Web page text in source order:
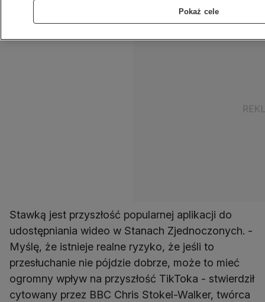
czwartkowe wydarzenie w stolicy USA.
Stawką jest przyszłość popularnej aplikacji do
udostępniania wideo w Stanach Zjednoczonych. -
Myślę, że istnieje realne ryzyko, że jeśli to
przesłuchanie nie pójdzie dobrze, może to mieć
ogromny wpływ na przyszłość TikToka - stwierdził
cytowany przez BBC Chris Stokel-Walker, twórca
Pokaż cele